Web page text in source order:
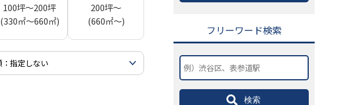
100坪～200坪
(330㎡～660㎡)
200坪～
(660㎡～)
フリーワード検索
検索